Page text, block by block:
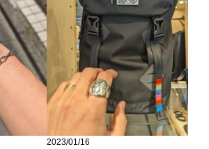
2023/01/16